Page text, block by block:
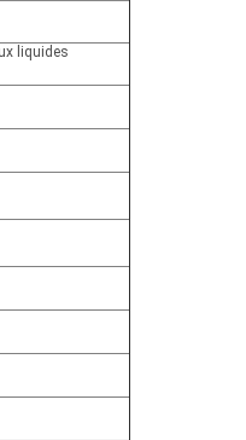
liquides